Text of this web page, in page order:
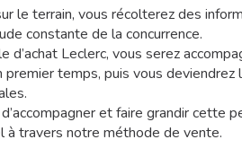
le terrain, vous récolterez des
constante de la concurrence.
Leclerc, vous serez
temps, puis vous deviendrez
et faire grandir cette
travers notre méthode de vente.